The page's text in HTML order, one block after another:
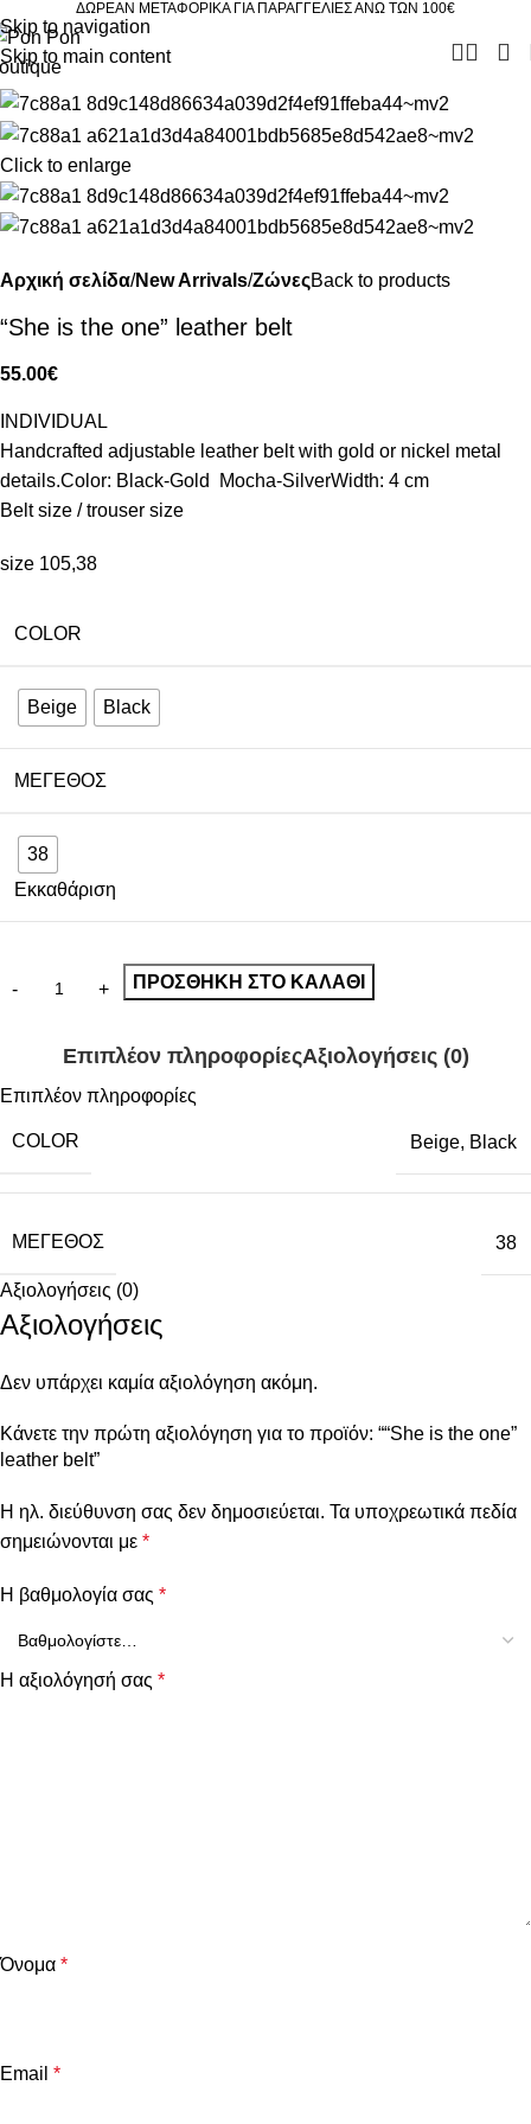
Skip to navigation
Skip to main content
ΔΩΡΕΑΝ ΜΕΤΑΦΟΡΙΚΑ ΓΙΑ ΠΑΡΑΓΓΕΛΙΕΣ ΑΝΩ ΤΩΝ 100€
Click to enlarge
Αρχική σελίδα New Arrivals ΖώνεςBack to products
“She is the one” leather belt
55.00€
INDIVIDUAL
Handcrafted adjustable leather belt with gold or nickel metal
details.Color: Black-Gold Mocha-SilverWidth: 4 cm
Belt size / trouser size
size 105,38
COLOR
Beige Black
ΜΈΓΕΘΟΣ
38
Εκκαθάριση
ΠΡΟΣΘΉΚΗ ΣΤΟ ΚΑΛΆΘΙ
Επιπλέον πληροφορίεςΑξιολογήσεις (0)
Επιπλέον πληροφορίες
COLOR Beige, Black
ΜΈΓΕΘΟΣ 38
Αξιολογήσεις (0)
Αξιολογήσεις
Δεν υπάρχει καμία αξιολόγηση ακόμη.
Κάνετε την πρώτη αξιολόγηση για το προϊόν: ““She is the one”
leather belt”
Η ηλ. διεύθυνση σας δεν δημοσιεύεται. Τα υποχρεωτικά πεδία
σημειώνονται με *
Η βαθμολογία σας *
Η αξιολόγησή σας *
Όνομα *
Email *